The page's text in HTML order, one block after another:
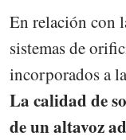
En relación con
sistemas de
incorporados a
La calidad de
de un altavoz